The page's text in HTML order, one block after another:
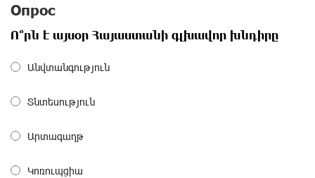
имени пенсионных фондов
сотрудничестве с Конверс МСБ
Опрос
Ո՞րն է այսօր Հայաստանի գլխավոր խնդիրը
Անվտանգություն
Տնտեսություն
Արտագաղթ
Կոռուպցիա